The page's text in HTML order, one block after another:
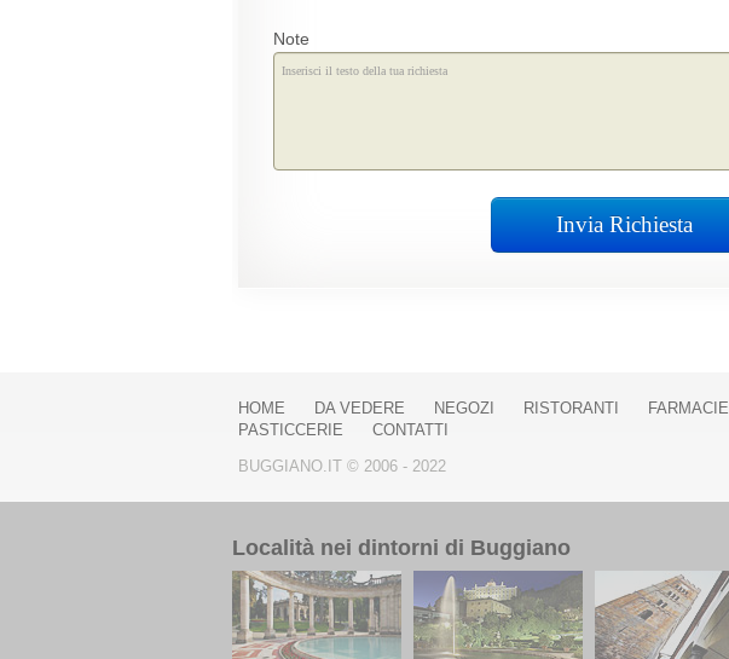
Note
Invia Richiesta
HOME DA VEDERE NEGOZI RISTORANTI FARMACIE
PASTICCERIE
CONTATTI
BUGGIANO.IT © 2006 - 2022
Località nei dintorni di Buggiano